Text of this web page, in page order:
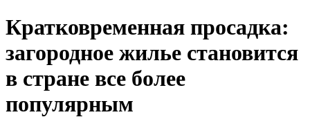
Кратковременная просадка:
загородное жилье становится
в стране все более
популярным